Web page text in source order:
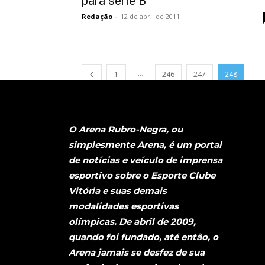
Redação - 12 de abril de 2011
1 ... 246 247 248
O Arena Rubro-Negra, ou
simplesmente Arena, é um portal
de notícias e veículo de imprensa
esportivo sobre o Esporte Clube
Vitória e suas demais
modalidades esportivas
olímpicas. De abril de 2009,
quando foi fundado, até então, o
Arena jamais se desfez de sua